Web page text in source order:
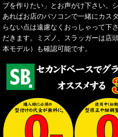
ブを作りたい」とお声がけ下さい。
あればお店のパソコンで一緒にカス
らない点は遠慮なくおっしゃって下
だきます。ミズノ、スラッガーは店
本モデル）も確認可能です。